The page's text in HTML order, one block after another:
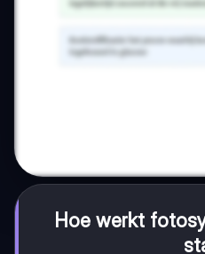
Hoe werkt